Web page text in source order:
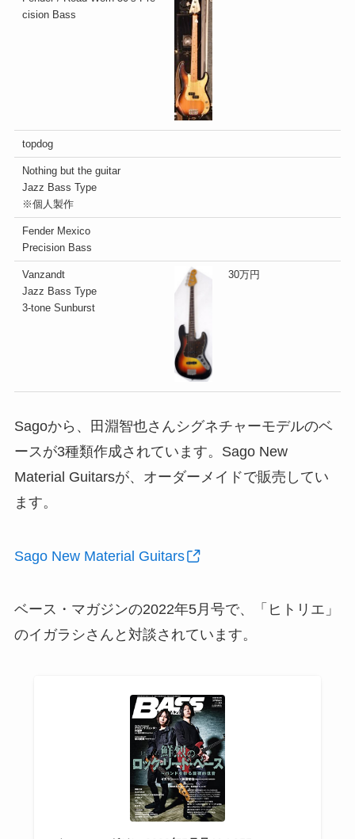
cision Bass
topdog
Nothing but the guitar
Jazz Bass Type
※個人製作
Fender Mexico
Precision Bass
Vanzandt
Jazz Bass Type
3-tone Sunburst
30万円
Sagoから、田淵智也さんシグネチャーモデルのベ
ースが3種類作成されています。Sago New
Material Guitarsが、オーダーメイドで販売してい
ます。
Sago New Material Guitars
ベース・マガジンの2022年5月号で、「ヒトリエ」
のイガラシさんと対談されています。